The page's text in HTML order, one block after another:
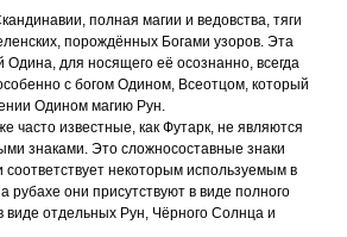
полная магии и ведовства, тяги
порождённых Богами узоров. Эта
Одина, для носящего её осознанно, всегда
с богом Одином, Всеотцом, который
Одином магию Рун.
известные, как Футарк, не являются
знаками. Это сложносоставные знаки
соответствует некоторым используемым в
рубахе они присутствуют в виде полного
виде отдельных Рун, Чёрного Солнца и